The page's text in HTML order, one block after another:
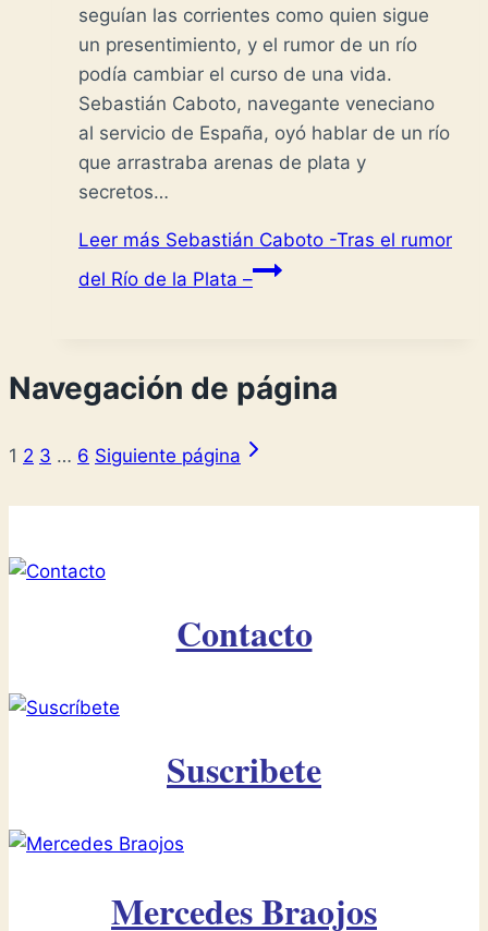
seguían las corrientes como quien sigue
un presentimiento, y el rumor de un río
podía cambiar el curso de una vida.
Sebastián Caboto, navegante veneciano
al servicio de España, oyó hablar de un río
que arrastraba arenas de plata y
secretos…
Leer más Sebastián Caboto -Tras el rumor
del Río de la Plata –
Navegación de página
1 2 3 … 6 Siguiente página
Contacto
Suscribete
Mercedes Braojos